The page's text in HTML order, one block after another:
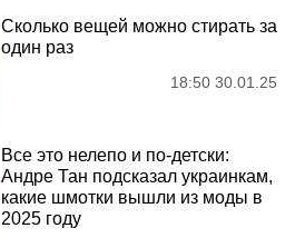
Сколько вещей можно стирать за
один раз
18:50 30.01.25
Все это нелепо и по-детски:
Андре Тан подсказал украинкам,
какие шмотки вышли из моды в
2025 году